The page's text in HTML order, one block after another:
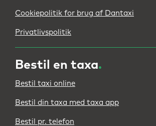
Cookiepolitik for brug af Dantaxi
Privatlivspolitik
Bestil en taxa.
Bestil taxi online
Bestil din taxa med taxa app
Bestil pr. telefon